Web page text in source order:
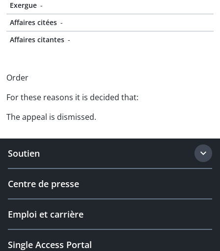
Exergue -
Affaires citées -
Affaires citantes -
Order
For these reasons it is decided that:
The appeal is dismissed.
Soutien
Centre de presse
Emploi et carrière
Single Access Portal